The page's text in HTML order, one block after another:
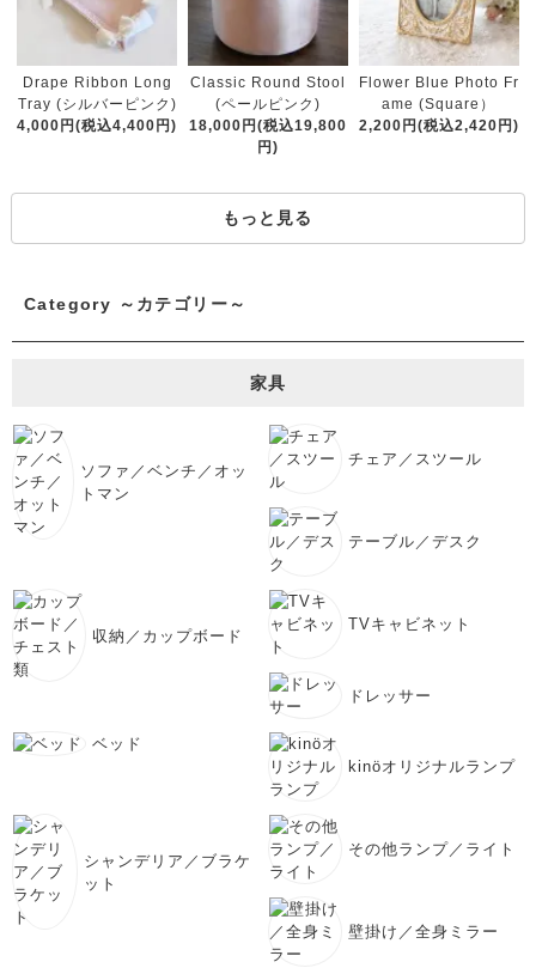
Drape Ribbon Long
Tray (シルバーピンク)
4,000円(税込4,400円)
Classic Round Stool
(ペールピンク)
18,000円(税込19,800
円)
Flower Blue Photo Fr
ame (Square）
2,200円(税込2,420円)
もっと見る
Category ～カテゴリー～
家具
ソファ／ベンチ／オッ
トマン
チェア／スツール
テーブル／デスク
収納／カップボード
TVキャビネット
ドレッサー
ベッド
kinöオリジナルランプ
シャンデリア／ブラケ
ット
その他ランプ／ライト
壁掛け／全身ミラー